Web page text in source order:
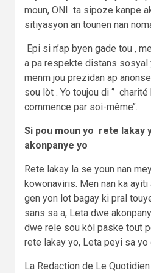
moun, ONI ta sipoze kanpe
sitiyasyon an tounen nan
Epi si n’ap byen gade tou ,
a pa respekte distans sosyal
menm jou prezidan ap
sou lòt . Yo toujou di ‘’
commence par soi-même’’.
Si pou moun yo rete lakay
akonpanye yo
Rete lakay la se youn nan
kowonaviris. Men nan ka
gen yon lot bagay ki pral touye
sans sa a, Leta dwe
dwe rele sou kòl paske tout
rete lakay yo, Leta peyi sa yo
La Redaction de Le